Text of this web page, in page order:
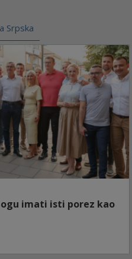
Srpska
imati isti porez kao